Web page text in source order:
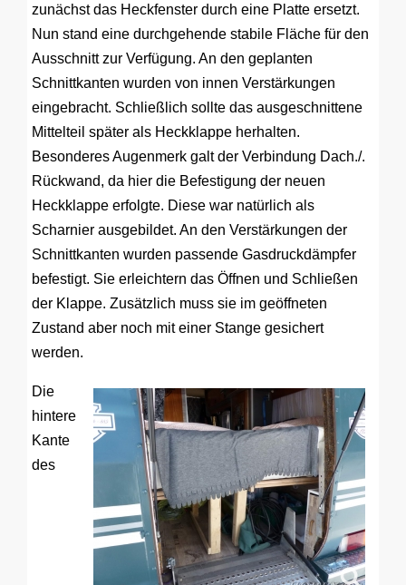
zunächst das Heckfenster durch eine Platte ersetzt.
Nun stand eine durchgehende stabile Fläche für den
Ausschnitt zur Verfügung. An den geplanten
Schnittkanten wurden von innen Verstärkungen
eingebracht. Schließlich sollte das ausgeschnittene
Mittelteil später als Heckklappe herhalten.
Besonderes Augenmerk galt der Verbindung Dach./.
Rückwand, da hier die Befestigung der neuen
Heckklappe erfolgte. Diese war natürlich als
Scharnier ausgebildet. An den Verstärkungen der
Schnittkanten wurden passende Gasdruckdämpfer
befestigt. Sie erleichtern das Öffnen und Schließen
der Klappe. Zusätzlich muss sie im geöffneten
Zustand aber noch mit einer Stange gesichert
werden.
Die
hintere
Kante
des